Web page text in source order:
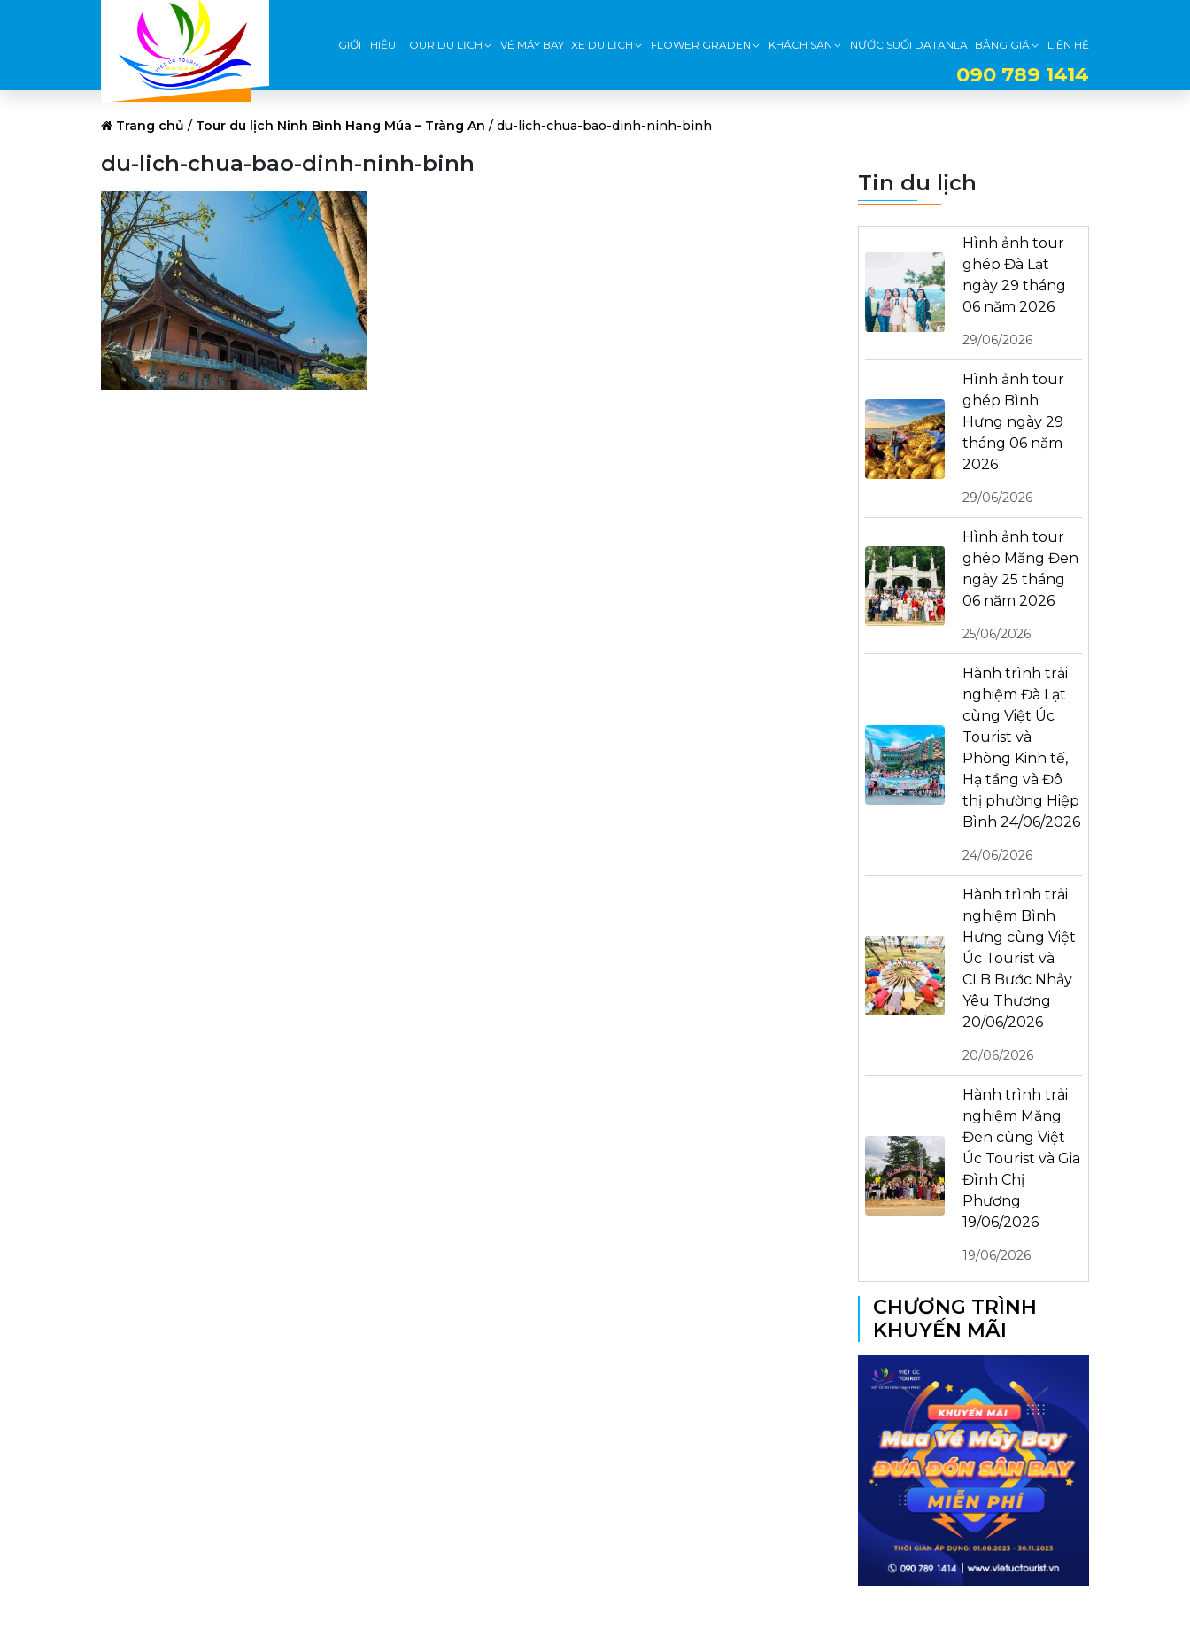
GIỚI THIỆU TOUR DU LỊCH VÉ MÁY BAY XE DU LỊCH FLOWER GRADEN KHÁCH SẠN NƯỚC SUỐI DATANLA BẢNG GIÁ LIÊN HỆ
090 789 1414
Trang chủ / Tour du lịch Ninh Bình Hang Múa – Tràng An / du-lich-chua-bao-dinh-ninh-binh
du-lich-chua-bao-dinh-ninh-binh
Tin du lịch
Hình ảnh tour
ghép Đà Lạt
ngày 29 tháng
06 năm 2026
29/06/2026
Hình ảnh tour
ghép Bình
Hưng ngày 29
tháng 06 năm
2026
29/06/2026
Hình ảnh tour
ghép Măng Đen
ngày 25 tháng
06 năm 2026
25/06/2026
Hành trình trải
nghiệm Đà Lạt
cùng Việt Úc
Tourist và
Phòng Kinh tế,
Hạ tầng và Đô
thị phường Hiệp
Bình 24/06/2026
24/06/2026
Hành trình trải
nghiệm Bình
Hưng cùng Việt
Úc Tourist và
CLB Bước Nhảy
Yêu Thương
20/06/2026
20/06/2026
Hành trình trải
nghiệm Măng
Đen cùng Việt
Úc Tourist và Gia
Đình Chị
Phương
19/06/2026
19/06/2026
CHƯƠNG TRÌNH
KHUYẾN MÃI